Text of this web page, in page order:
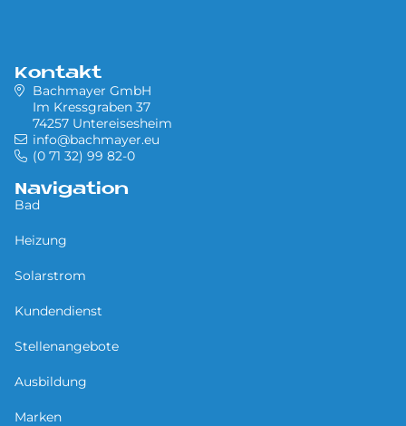
Kontakt
Bachmayer GmbH
Im Kressgraben 37
74257 Untereisesheim
info@bachmayer.eu
(0 71 32) 99 82-0
Navigation
Bad
Heizung
Solarstrom
Kundendienst
Stellenangebote
Ausbildung
Marken